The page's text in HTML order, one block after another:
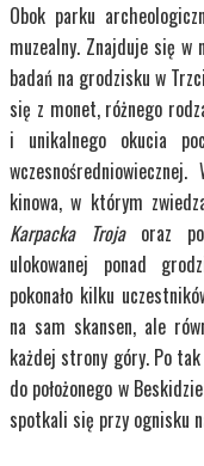
Obok parku
muzealny. Znajduje się w
badań na grodzisku w
się z monet, różnego
i unikalnego okucia
kinowa, w którym
Karpacka Trojaoraz
ulokowanej ponad
pokonało kilku
na sam skansen, ale
każdej strony góry. Po
do położonego w
spotkali się przy ognisku